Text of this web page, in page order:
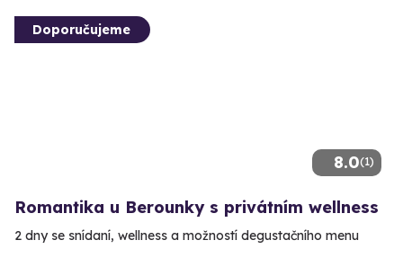
8.0(1)
Doporučujeme
Romantika u Berounky s privátním wellness
2 dny se snídaní, wellness a možností degustačního menu